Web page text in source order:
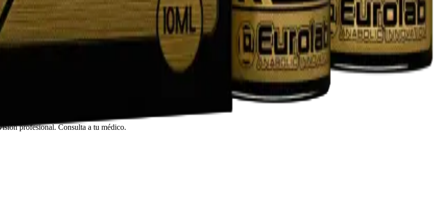
profesional. Consulta a tu médico.